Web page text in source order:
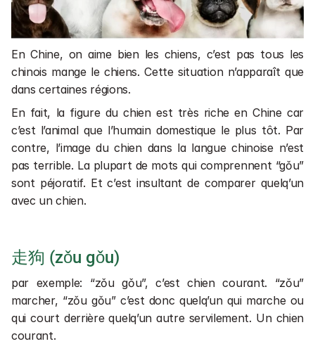
En Chine, on aime bien les chiens, c’est pas tous les
chinois mange le chiens. Cette situation n’apparaît que
dans certaines régions.
En fait, la figure du chien est très riche en Chine car
c’est l’animal que l’humain domestique le plus tôt. Par
contre, l’image du chien dans la langue chinoise n’est
pas terrible. La plupart de mots qui comprennent “gǒu”
sont péjoratif. Et c’est insultant de comparer quelq’un
avec un chien.
走狗 (zǒu gǒu)
par exemple: “zǒu gǒu”, c’est chien courant. “zǒu”
marcher, “zǒu gǒu” c’est donc quelq’un qui marche ou
qui court derrière quelq’un autre servilement. Un chien
courant.